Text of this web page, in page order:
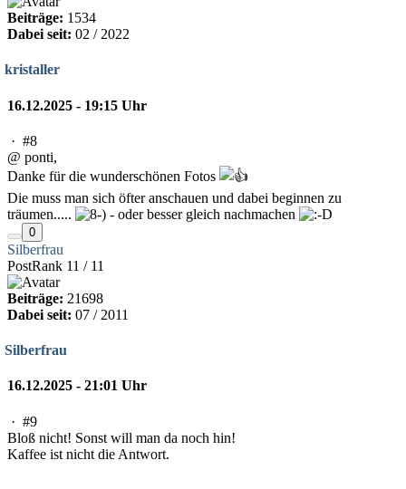
Beiträge: 1534
Dabei seit: 02 / 2022
kristaller
16.12.2025 - 19:15 Uhr
· #8
@ ponti,
Danke für die wunderschönen Fotos
Die muss man sich öfter anschauen und dabei beginnen zu
träumen.....
- oder besser gleich nachmachen
0
Silberfrau
PostRank 11 / 11
Beiträge: 21698
Dabei seit: 07 / 2011
Silberfrau
16.12.2025 - 21:01 Uhr
· #9
Bloß nicht! Sonst will man da noch hin!
Kaffee ist nicht die Antwort.